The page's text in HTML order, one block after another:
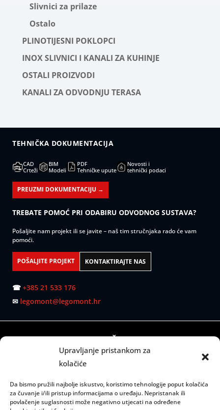
Upravljanje pristankom za
kolačiće
Da bismo pružili najbolje iskustvo, koristimo tehnologije poput kolačića
za čuvanje i/ili pristup informacijama o uređaju. Nepristanak ili
povlačenje suglasnosti može negativno utjecati na određene
Slivnici za prilaze
Ostalo
PLINOTIJESNI POKLOPCI
INOX SLIVNICI I KANALI ZA KUHINJE
OSTALI PROIZVODI
KANALI ZA ODVODNJU TERASA
TEHNIČKA DOKUMENTACIJA
CAD
Crteži
BIM
Modeli
PDF
Tehničke upute
Novosti i
tehnički podaci
PREUZMI DOKUMENTACIJU →
TREBATE POMOĆ PRI ODABIRU ODVODNOG SUSTAVA?
Pošaljite nam projekt ili se javite – naš tim stručnjaka rado će vam
pomoći.
POŠALJITE PROJEKT KONTAKTIRAJTE NAS
☎ +385 21 533 176
✉ legomont@legomont.hr
SJEDIŠTE:
Mažuranićevo šetalište 53
RADNO VRIJEME:
Ponedjeljak – petak: 08:00 do 15:00 sati